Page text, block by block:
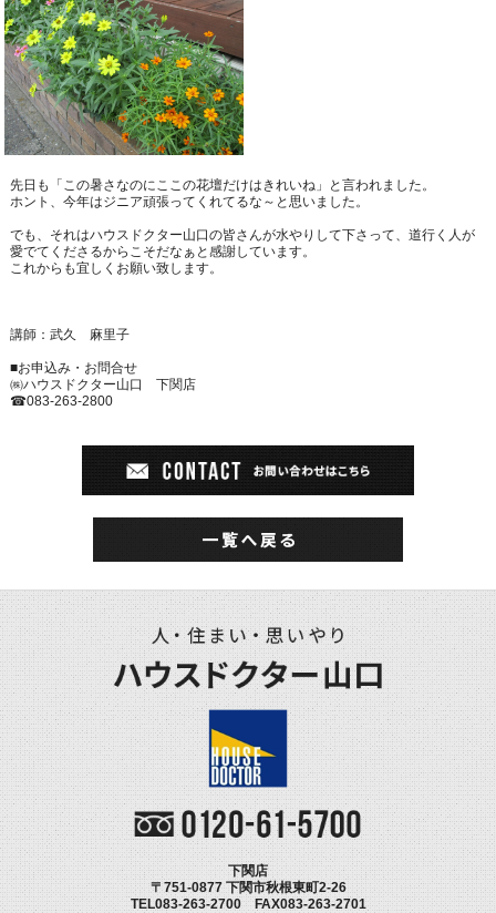
先日も「この暑さなのにここの花壇だけはきれいね」と言われました。
ホント、今年はジニア頑張ってくれてるな～と思いました。
でも、それはハウスドクター山口の皆さんが水やりして下さって、道行く人が
愛でてくださるからこそだなぁと感謝しています。
これからも宜しくお願い致します。
講師：武久 麻里子
■お申込み・お問合せ
㈱ハウスドクター山口 下関店
☎083-263-2800
下関店
〒751-0877 下関市秋根東町2-26
TEL083-263-2700 FAX083-263-2701